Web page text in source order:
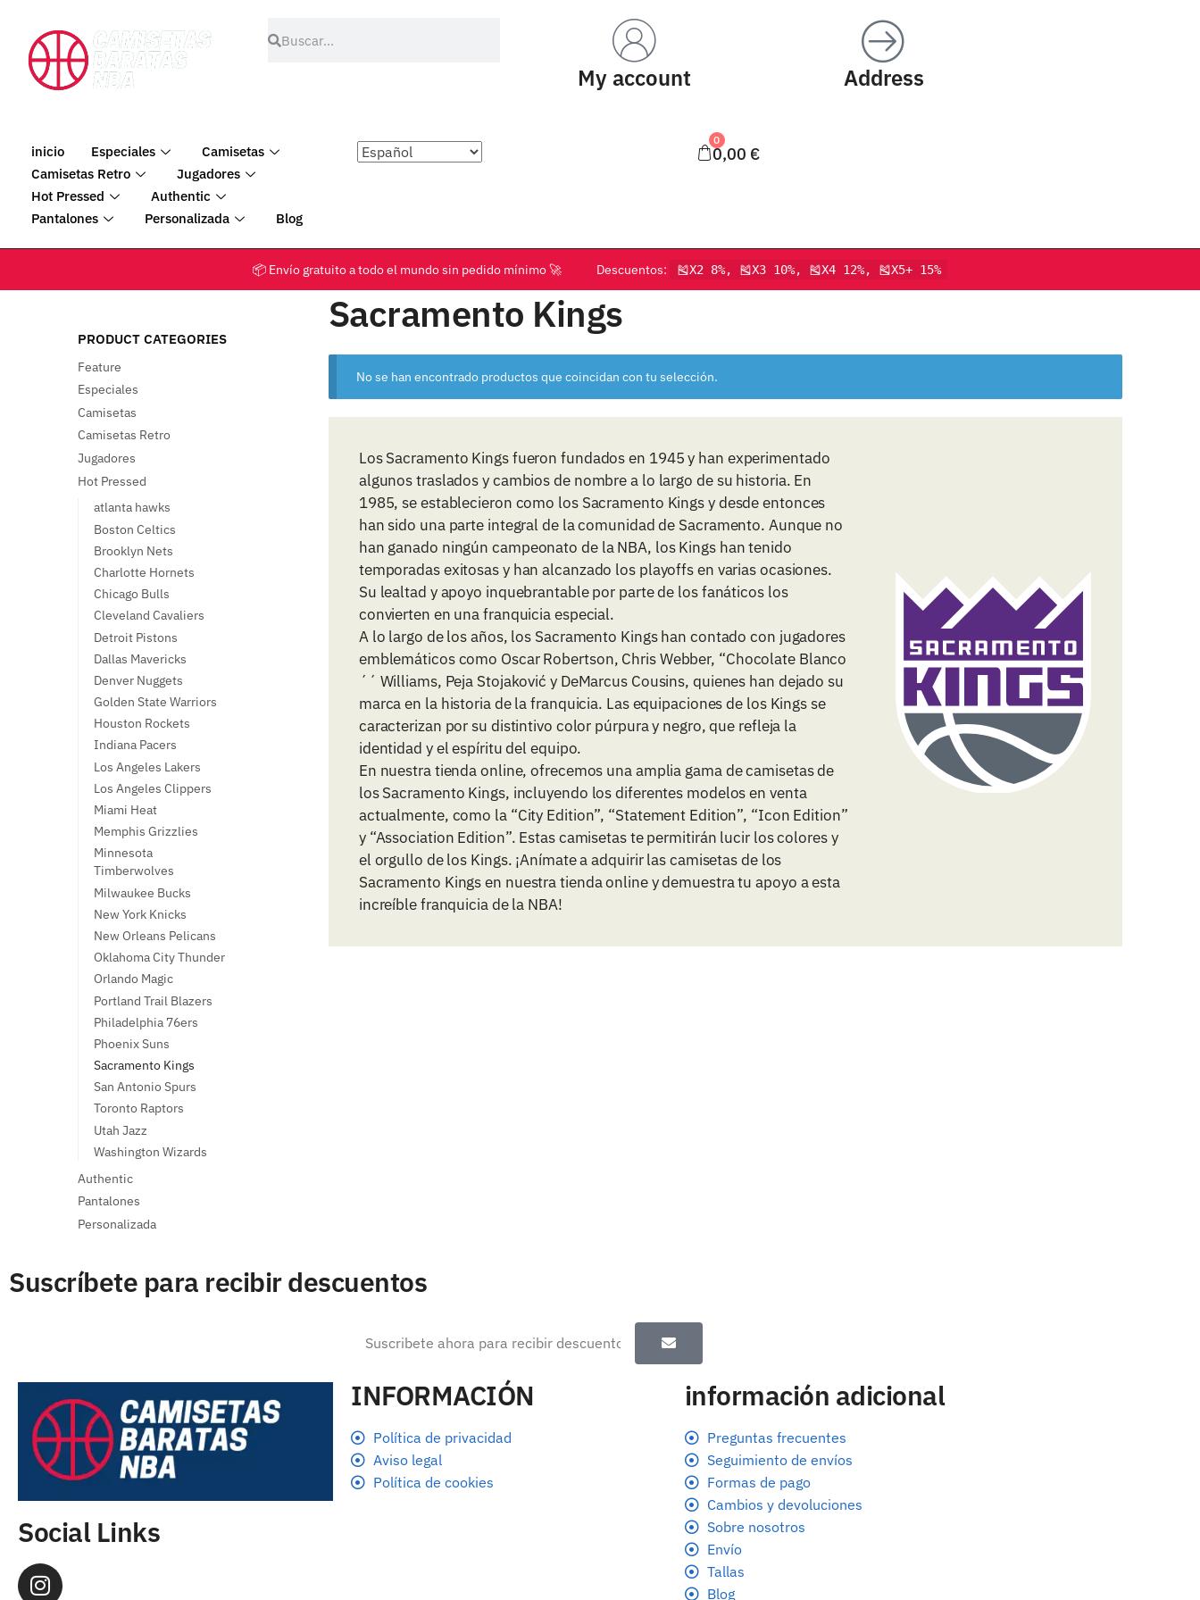
My account Address
inicio Especiales
Camisetas
Camisetas Retro
Jugadores
Hot Pressed
Authentic
Pantalones
Personalizada Blog
0
0,00 €
📦 Envío gratuito a todo el mundo sin pedido mínimo 🚀 Descuentos: 🎽X2 8%, 🎽X3 10%, 🎽X4 12%, 🎽X5+ 15%
Sacramento Kings
Los Sacramento Kings fueron fundados en 1945 y han experimentado
algunos traslados y cambios de nombre a lo largo de su historia. En
1985, se establecieron como los Sacramento Kings y desde entonces
han sido una parte integral de la comunidad de Sacramento. Aunque no
han ganado ningún campeonato de la NBA, los Kings han tenido
temporadas exitosas y han alcanzado los playoffs en varias ocasiones.
Su lealtad y apoyo inquebrantable por parte de los fanáticos los
convierten en una franquicia especial.
A lo largo de los años, los Sacramento Kings han contado con jugadores
emblemáticos como Oscar Robertson, Chris Webber, “Chocolate Blanco
´´ Williams, Peja Stojaković y DeMarcus Cousins, quienes han dejado su
marca en la historia de la franquicia. Las equipaciones de los Kings se
caracterizan por su distintivo color púrpura y negro, que refleja la
identidad y el espíritu del equipo.
En nuestra tienda online, ofrecemos una amplia gama de camisetas de
los Sacramento Kings, incluyendo los diferentes modelos en venta
actualmente, como la “City Edition”, “Statement Edition”, “Icon Edition”
y “Association Edition”. Estas camisetas te permitirán lucir los colores y
el orgullo de los Kings. ¡Anímate a adquirir las camisetas de los
Sacramento Kings en nuestra tienda online y demuestra tu apoyo a esta
increíble franquicia de la NBA!
No se han encontrado productos que coincidan con tu selección.
PRODUCT CATEGORIES
Feature
Especiales
Camisetas
Camisetas Retro
Jugadores
Hot Pressed
atlanta hawks
Boston Celtics
Brooklyn Nets
Charlotte Hornets
Chicago Bulls
Cleveland Cavaliers
Detroit Pistons
Dallas Mavericks
Denver Nuggets
Golden State Warriors
Houston Rockets
Indiana Pacers
Los Angeles Lakers
Los Angeles Clippers
Miami Heat
Memphis Grizzlies
Minnesota
Timberwolves
Milwaukee Bucks
New York Knicks
New Orleans Pelicans
Oklahoma City Thunder
Orlando Magic
Portland Trail Blazers
Philadelphia 76ers
Phoenix Suns
Sacramento Kings
San Antonio Spurs
Toronto Raptors
Utah Jazz
Washington Wizards
Authentic
Pantalones
Personalizada
Suscríbete para recibir descuentos
Social Links
INFORMACIÓN
Política de privacidad
Aviso legal
Política de cookies
información adicional
Preguntas frecuentes
Seguimiento de envíos
Formas de pago
Cambios y devoluciones
Sobre nosotros
Envío
Tallas
Blog